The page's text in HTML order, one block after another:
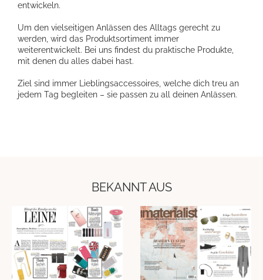
entwickeln.
Um den vielseitigen Anlässen des Alltags gerecht zu
werden, wird das Produktsortiment immer
weiterentwickelt. Bei uns findest du praktische Produkte,
mit denen du alles dabei hast.
Ziel sind immer Lieblingsaccessoires, welche dich treu an
jedem Tag begleiten – sie passen zu all deinen Anlässen.
BEKANNT AUS